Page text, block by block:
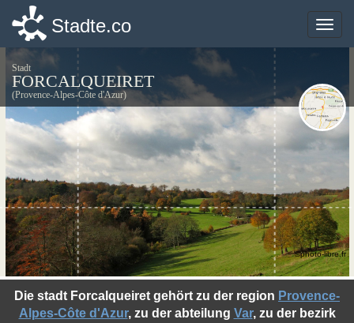
Toggle
Stadte.co
Stadt
FORCALQUEIRET
(Provence-Alpes-Côte d'Azur)
Die stadt Forcalqueiret gehört zu der region Provence-
Alpes-Côte d'Azur, zu der abteilung Var, zu der bezirk
©photo-libre.fr
Toggle
Stadte.co